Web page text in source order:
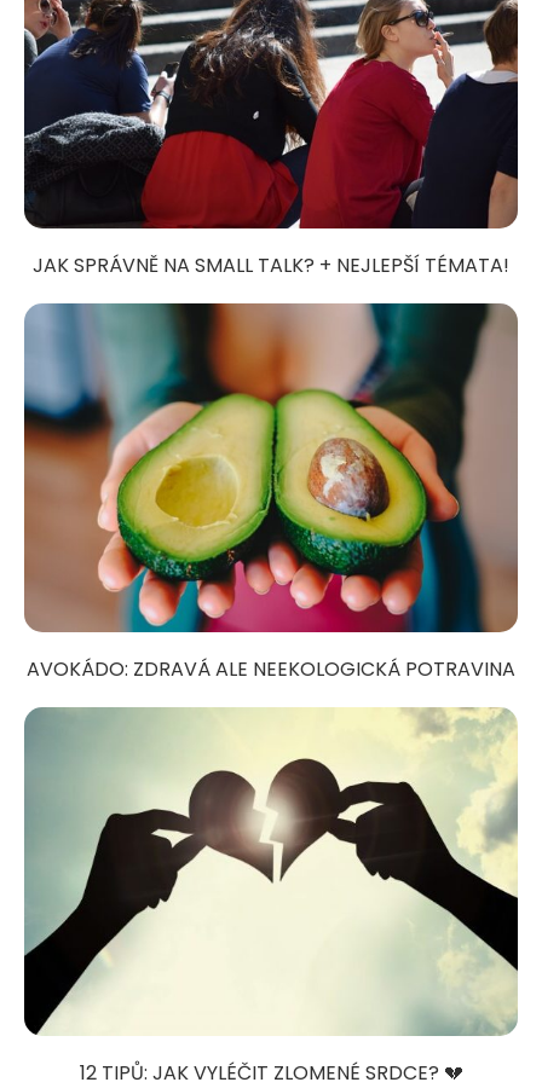
JAK SPRÁVNĚ NA SMALL TALK? + NEJLEPŠÍ TÉMATA!
AVOKÁDO: ZDRAVÁ ALE NEEKOLOGICKÁ POTRAVINA
12 TIPŮ: JAK VYLÉČIT ZLOMENÉ SRDCE? 💔